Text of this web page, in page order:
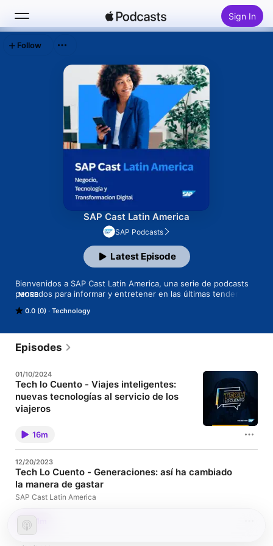
Sign In
Top Charts
SAP Cast Latin America
SAP Podcasts
0.0 (0) Technology
Bienvenidos a SAP Cast Latin America, una serie de podcasts
pensados para informar y entretener en las últimas tendencias
entregaremos historias, invitados especiales y expertos en
lo desee, en el momento que mejor le acomode.
MORE
Latest Episode
Follow
Episodes
01/10/2024
Tech lo Cuento - Viajes inteligentes:
nuevas tecnologías al servicio de los
viajeros
16m
12/20/2023
Tech Lo Cuento - Generaciones: así ha cambiado
la manera de gastar
SAP Cast Latin America
11m